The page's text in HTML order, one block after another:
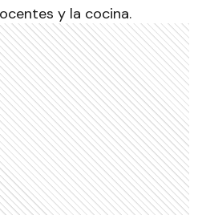
fue afectada la zona
y la cocina.